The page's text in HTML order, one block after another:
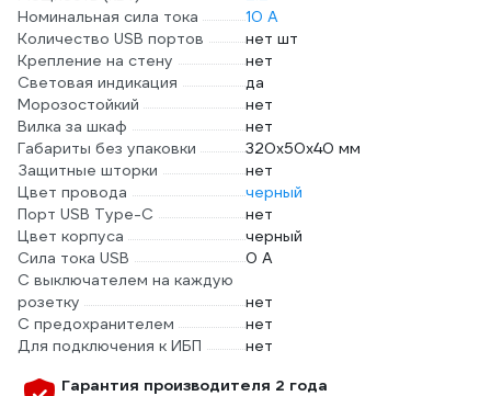
Номинальная сила тока
10 А
Количество USB портов
нет шт
Крепление на стену
нет
Световая индикация
да
Морозостойкий
нет
Вилка за шкаф
нет
Габариты без упаковки
320х50х40 мм
Защитные шторки
нет
Цвет провода
черный
Порт USB Type-C
нет
Цвет корпуса
черный
Сила тока USB
0 А
С выключателем на каждую
розетку
нет
С предохранителем
нет
Для подключения к ИБП
нет
Гарантия производителя 2 года